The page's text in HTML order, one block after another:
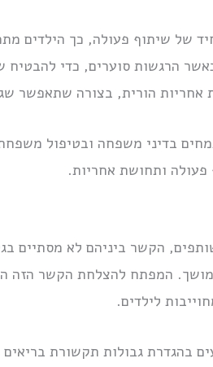
של שיתוף פעולה, כך הילדים
הרגשות סוערים, כדי
אחריות הורית, בצורה שתאפשר
בדיני משפחה ובטיפול
ותחושת אחריות.
הקשר ביניהם לא מסתיים
המפתח להצלחת הקשר
לילדים.
בהגדרת גבולות תקשורת